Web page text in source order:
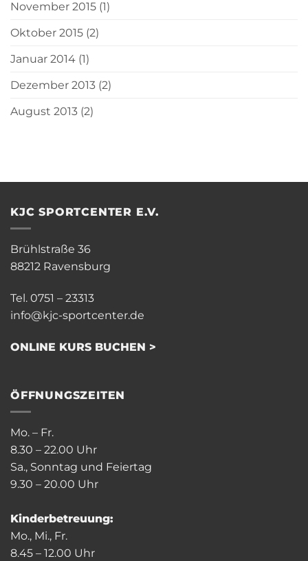
November 2015 (1)
Oktober 2015 (2)
Januar 2014 (1)
Dezember 2013 (2)
August 2013 (2)
KJC SPORTCENTER E.V.
Brühlstraße 36
88212 Ravensburg
Tel. 0751 – 23313
info@kjc-sportcenter.de
ONLINE KURS BUCHEN >
ÖFFNUNGSZEITEN
Mo. – Fr.
8.30 – 22.00 Uhr
Sa., Sonntag und Feiertag
9.30 – 20.00 Uhr
Kinderbetreuung:
Mo., Mi., Fr.
8.45 – 12.00 Uhr